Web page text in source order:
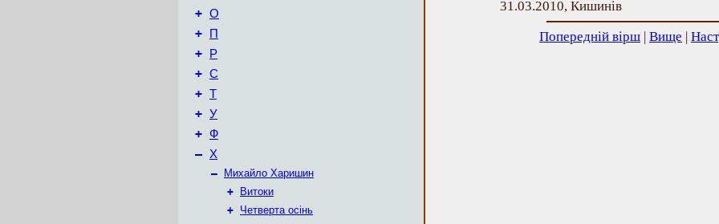
+ О
+ П
+ Р
+ С
+ Т
+ У
+ Ф
– Х
–
Михайло Харишин
+
Витоки
+ Четверта осінь
31.03.2010, Кишинів
Попередній вірш | Вище |